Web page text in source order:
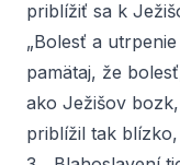
priblížiť sa k
„Bolesť a
pamätaj, že
ako Ježišov
priblížil tak